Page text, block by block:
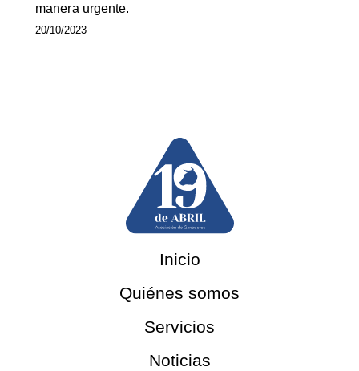
manera urgente.
20/10/2023
Inicio
Quiénes somos
Servicios
Noticias